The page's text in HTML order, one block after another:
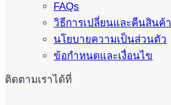
FAQs
วิธีการเปลี่ยนและคืนสินค้า
นโยบายความเป็นส่วนตัว
ข้อกำหนดและเงื่อนไข
ติดตามเราได้ที่